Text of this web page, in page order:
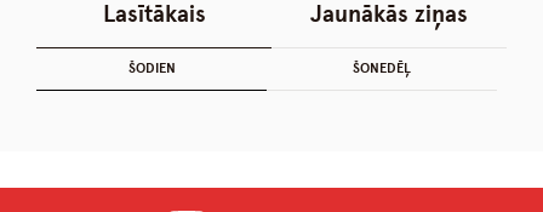
Lasītākais
ŠODIEN ŠONEDĒĻ
Jaunākās ziņas